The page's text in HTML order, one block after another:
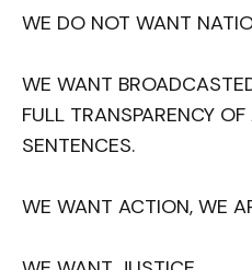
WE DO NOT WANT
WE WANT
FULL TRANSPARENCY
SENTENCES.
WE WANT ACTION, WE